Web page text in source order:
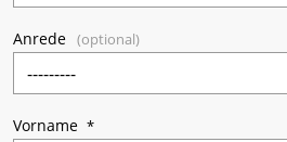
Anrede
Vorname